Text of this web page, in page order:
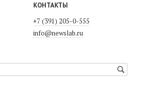
КОНТАКТЫ
+7 (391) 205-0-555
info@newslab.ru